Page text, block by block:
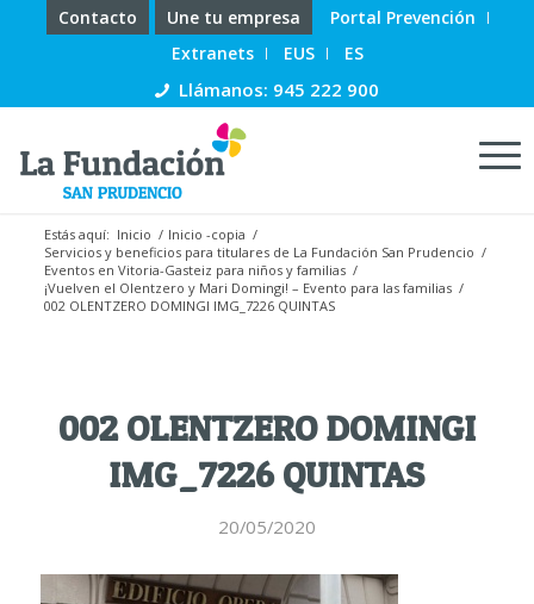
Contacto Une tu empresa
Portal Prevención
Extranets
EUS ES
Llámanos: 945 222 900
Estás aquí: Inicio / Inicio -copia /
Servicios y beneficios para titulares de La Fundación San Prudencio /
Eventos en Vitoria-Gasteiz para niños y familias /
¡Vuelven el Olentzero y Mari Domingi! – Evento para las familias /
002 OLENTZERO DOMINGI IMG_7226 QUINTAS
002 OLENTZERO DOMINGI
IMG_7226 QUINTAS
20/05/2020